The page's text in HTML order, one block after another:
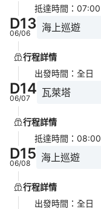
抵達時間 ： 07:00
D13
06/06 海上巡遊
行程詳情
出發時間 ： 全日
D14
06/07 瓦萊塔
行程詳情
抵達時間 ： 08:00
D15
06/08 海上巡遊
行程詳情
出發時間 ： 全日